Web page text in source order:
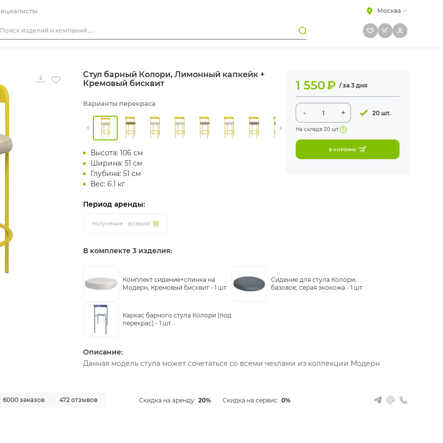
Москва
Стул барный Колори, Лимонный капкейк +
Кремовый бисквит
Варианты перекраса
Высота: 106 см
Ширина: 51 см
Глубина: 51 см
Вес: 6.1 кг
Период аренды:
получение - возврат
1 550₽ / за 3 дня
- + 20 шт.
На складе 20 шт
В КОРЗИНУ
В комплекте 3 изделия:
Комплект сидение+спинка на
Модерн, Кремовый бисквит - 1 шт.
Сидение для стула Колори,
базовое, серая экокожа - 1 шт.
Каркас барного стула Колори (под
перекрас) - 1 шт.
Описание:
Данная модель стула может сочетаться со всеми чехлами из коллекции Модерн
6000 заказов 472 отзывов Скидка на аренду: 20% Скидка на сервис: 0%